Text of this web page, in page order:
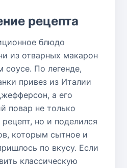
рецепта
блюдо
из отварных макарон
соусе. По легенде,
привез из Италии
а его
повар не только
но и поделился
которым сытное и
по вкусу. Если
классическую